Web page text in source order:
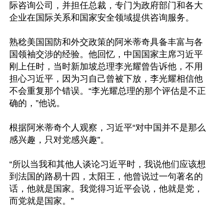
际咨询公司，并担任总裁，专门为政府部门和各大
企业在国际关系和国家安全领域提供咨询服务。
熟稔美国国防和外交政策的阿米蒂奇具备丰富与各
国领袖交涉的经验。他回忆，中国国家主席习近平
刚上任时，当时新加坡总理李光耀曾告诉他，不用
担心习近平，因为习自己曾被下放，李光耀相信他
不会重复那个错误。“李光耀总理的那个评估是不正
确的，”他说。
根据阿米蒂奇个人观察，习近平“对中国并不是那么
感兴趣，只对党感兴趣”。
“所以当我和其他人谈论习近平时，我说他们应该想
到法国的路易十四，太阳王，他曾说过一句著名的
话，他就是国家。我觉得习近平会说，他就是党，
而党就是国家。”